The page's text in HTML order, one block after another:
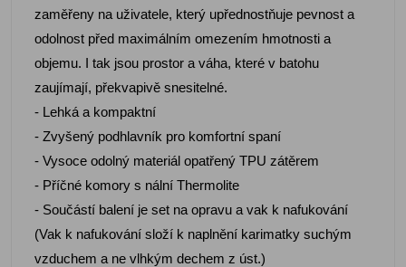
zaměřeny na uživatele, který upřednostňuje pevnost a
odolnost před maximálním omezením hmotnosti a
objemu. I tak jsou prostor a váha, které v batohu
zaujímají, překvapivě snesitelné.
- Lehká a kompaktní
- Zvyšený podhlavník pro komfortní spaní
- Vysoce odolný materiál opatřený TPU zátěrem
- Příčné komory s nální Thermolite
- Součástí balení je set na opravu a vak k nafukování
(Vak k nafukování složí k naplnění karimatky suchým
vzduchem a ne vlhkým dechem z úst.)